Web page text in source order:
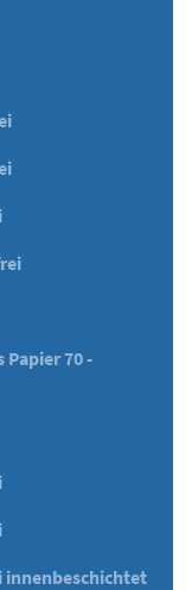
70 -
innenbeschichtet